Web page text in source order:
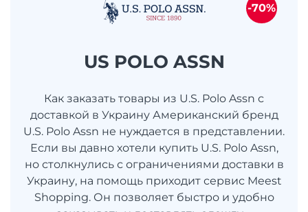
US POLO ASSN
Как заказать товары из U.S. Polo Assn с
доставкой в Украину Американский бренд
U.S. Polo Assn не нуждается в представлении.
Если вы давно хотели купить U.S. Polo Assn,
но столкнулись с ограничениями доставки в
Украину, на помощь приходит сервис Meest
Shopping. Он позволяет быстро и удобно
-70%